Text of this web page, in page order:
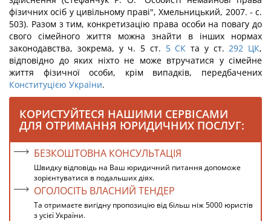
фізичних осіб у цивільному праві", Хмельницький, 2007. - с.
503). Разом з тим, конкретизацію права особи на повагу до
свого сімейного життя можна знайти в інших нормах
законодавства, зокрема, у ч. 5 ст. 5 СК та у ст. 292 ЦК,
відповідно до яких ніхто не може втручатися у сімейне
життя фізичної особи, крім випадків, передбачених
Конституцією України.
КОРИСТУЙТЕСЯ НАШИМИ СЕРВІСАМИ
ДЛЯ ОТРИМАННЯ ЮРИДИЧНИХ ПОСЛУГ:
БЕЗКОШТОВНА КОНСУЛЬТАЦІЯ
Швидку відповідь на Ваш юридичний питання допоможе
зорієнтуватися в подальших діях.
ОГОЛОСІТЬ ВЛАСНИЙ ТЕНДЕР
Та отримаєте вигідну пропозицію від більш ніж 5000 юристів
з усієї України.